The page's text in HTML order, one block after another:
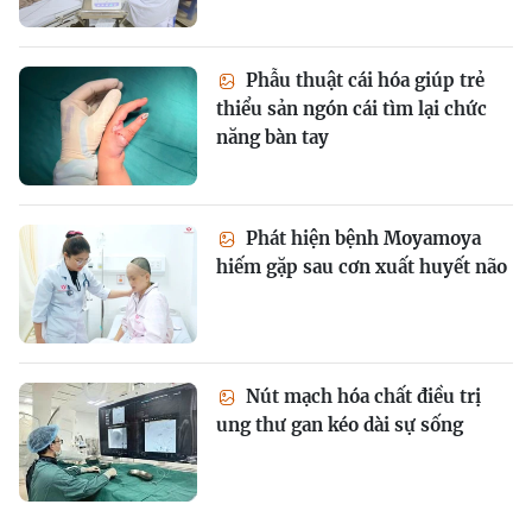
Phẫu thuật cái hóa giúp trẻ
thiểu sản ngón cái tìm lại chức
năng bàn tay
Phát hiện bệnh Moyamoya
hiếm gặp sau cơn xuất huyết não
Nút mạch hóa chất điều trị
ung thư gan kéo dài sự sống